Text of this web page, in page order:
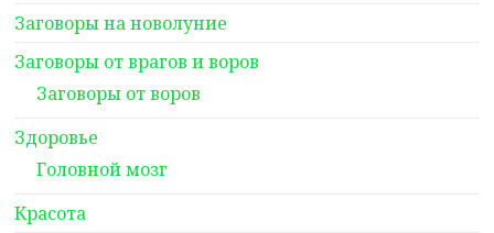
Заговоры на новолуние
Заговоры от врагов и воров
Заговоры от воров
Здоровье
Головной мозг
Красота